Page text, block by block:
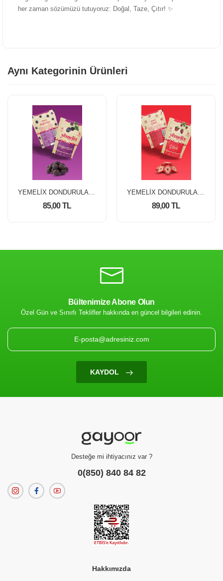
her zaman sözümüzü tutuyoruz: Doğal, Taze, Çıtır! ✨
Aynı Kategorinin Ürünleri
YEMELİX DONDURULARAK KURUTULMUŞ BÖĞÜRTLEN 15 GR
85,00 TL
YEMELİX DONDURULARAK KURUTULMUŞ ÇİLEK 15 GR
89,00 TL
Bültenimize Abone Olun
Özel Gün ve Sınırlı Teklifler hakkında en güncel bilgileri edinin.
KAYDOL
Desteğe mi ihtiyacınız var ?
0(850) 840 84 82
Hakkımızda